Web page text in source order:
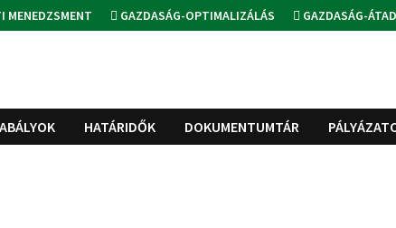
MENEDZSMENT GAZDASÁG-OPTIMALIZÁLÁS GAZDASÁG-
HATÁRIDŐK DOKUMENTUMTÁR